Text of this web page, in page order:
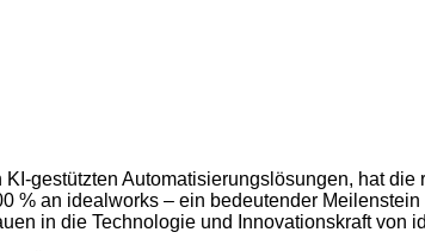
gestützten Automatisierungslösungen, hat
% an idealworks – ein bedeutender
in die Technologie und Innovationskraft von